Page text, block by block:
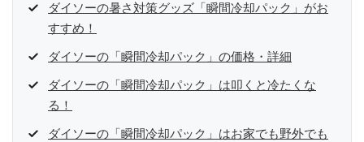
ダイソーの暑さ対策グッズ「瞬間冷却パック」がお
すすめ！
ダイソーの「瞬間冷却パック」の価格・詳細
ダイソーの「瞬間冷却パック」は叩くと冷たくな
る！
ダイソーの「瞬間冷却パック」はお家でも野外でも